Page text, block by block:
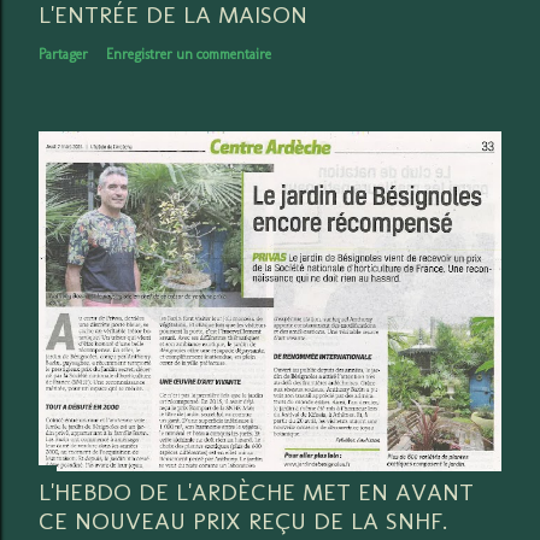
eL'ENTRÉE DE LA MAISON
Partager Enregistrer un commentaire
L'HEBDO DE L'ARDÈCHE MET EN AVANT
CE NOUVEAU PRIX REÇU DE LA SNHF.